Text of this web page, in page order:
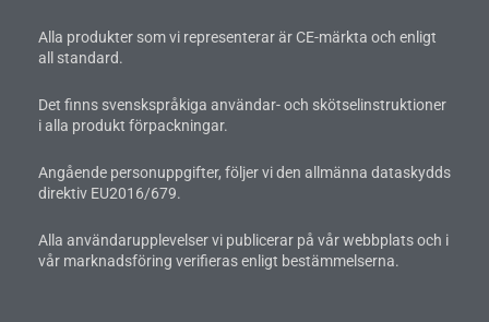
Alla produkter som vi representerar är CE-märkta och enligt
all standard.
Det finns svenskspråkiga användar- och skötselinstruktioner
i alla produkt förpackningar.
Angående personuppgifter, följer vi den allmänna dataskydds
direktiv EU2016/679.
Alla användarupplevelser vi publicerar på vår webbplats och i
vår marknadsföring verifieras enligt bestämmelserna.